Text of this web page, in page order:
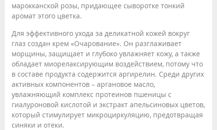
марокканской розы, придающее сыворотке тонкий
аромат этого цветка.
Для эффективного ухода за деликатной кожей вокруг
глаз создан крем «Очарование». Он разглаживает
морщины, защищает и глубоко увлажняет кожу, а также
обладает миорелаксирующим воздействием, потому что
в составе продукта содержится аргирелин. Среди других
активных компонентов – аргановое масло,
увлажняющий комплекс протеинов пшеницы с
гиалуроновой кислотой и экстракт апельсиновых цветов,
который стимулирует микроциркуляцию, предотвращая
синяки и отеки.